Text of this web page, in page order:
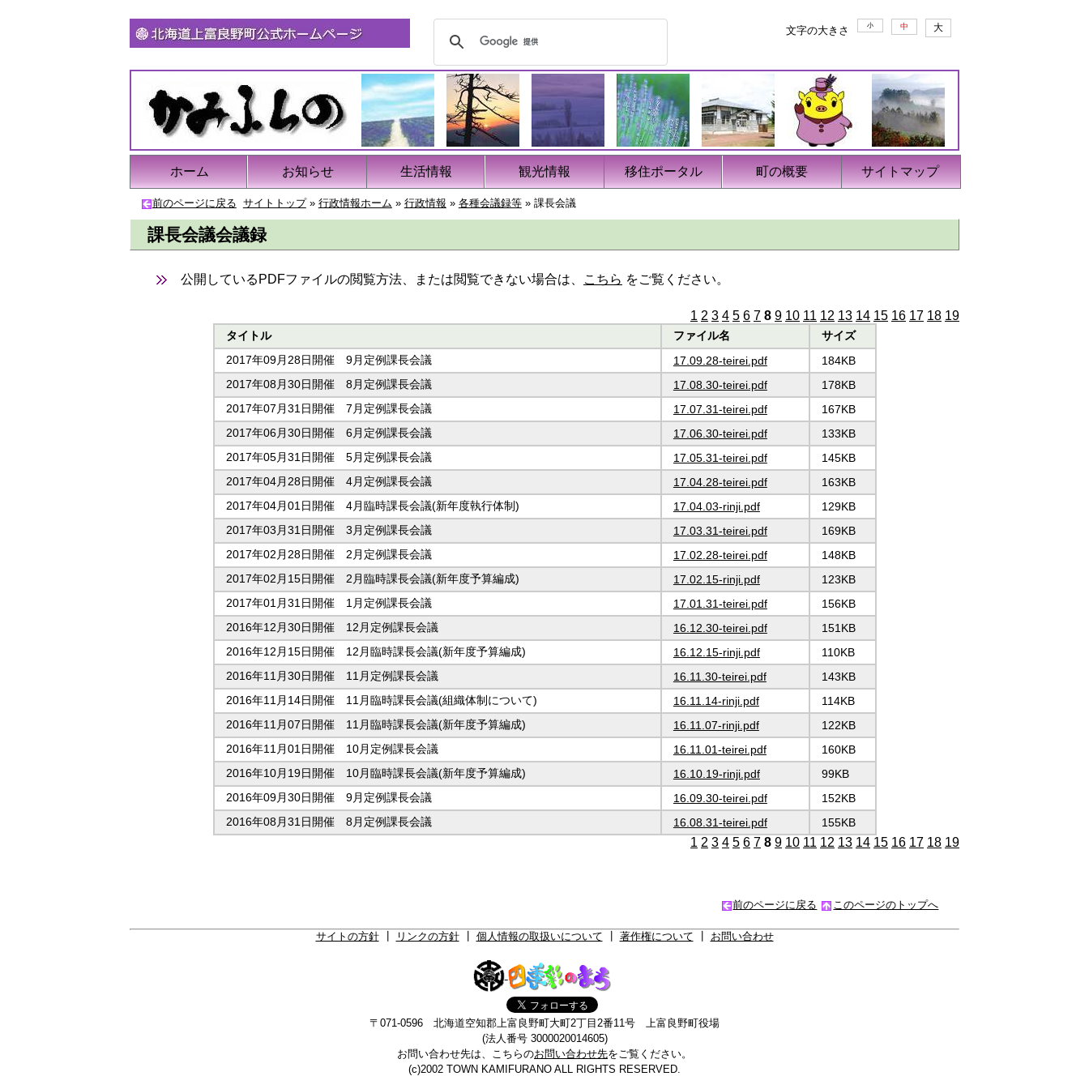
大
中
小
文字の大きさ
ホーム お知らせ 生活情報 観光情報 移住ポータル 町の概要 サイトマップ
前のページに戻る サイトトップ» 行政情報ホーム » 行政情報 » 各種会議録等» 課長会議
課長会議会議録
公開しているPDFファイルの閲覧方法、または閲覧できない場合は、 こちら をご覧ください。
1 2 3 4 5 6 7 8 9 10 11 12 13 14 15 16 17 18 19
タイトル ファイル名
サイズ
2017年09月28日開催 9月定例課長会議
17.09.28-teirei.pdf
184KB
2017年08月30日開催 8月定例課長会議
17.08.30-teirei.pdf
178KB
2017年07月31日開催 7月定例課長会議
17.07.31-teirei.pdf
167KB
2017年06月30日開催 6月定例課長会議
17.06.30-teirei.pdf
133KB
2017年05月31日開催 5月定例課長会議
17.05.31-teirei.pdf
145KB
2017年04月28日開催 4月定例課長会議
17.04.28-teirei.pdf
163KB
2017年04月01日開催 4月臨時課長会議(新年度執行体制)
17.04.03-rinji.pdf
129KB
2017年03月31日開催 3月定例課長会議
17.03.31-teirei.pdf
169KB
2017年02月28日開催 2月定例課長会議
17.02.28-teirei.pdf
148KB
2017年02月15日開催 2月臨時課長会議(新年度予算編成)
17.02.15-rinji.pdf
123KB
2017年01月31日開催 1月定例課長会議
17.01.31-teirei.pdf
156KB
2016年12月30日開催 12月定例課長会議
16.12.30-teirei.pdf
151KB
2016年12月15日開催 12月臨時課長会議(新年度予算編成)
16.12.15-rinji.pdf
110KB
2016年11月30日開催 11月定例課長会議
16.11.30-teirei.pdf
143KB
2016年11月14日開催 11月臨時課長会議(組織体制について)
16.11.14-rinji.pdf
114KB
2016年11月07日開催 11月臨時課長会議(新年度予算編成)
16.11.07-rinji.pdf
122KB
2016年11月01日開催 10月定例課長会議
16.11.01-teirei.pdf
160KB
2016年10月19日開催 10月臨時課長会議(新年度予算編成)
16.10.19-rinji.pdf
99KB
2016年09月30日開催 9月定例課長会議
16.09.30-teirei.pdf
152KB
2016年08月31日開催 8月定例課長会議
16.08.31-teirei.pdf 155KB
1 2 3 4 5 6 7 8 9 10 11 12 13 14 15 16 17 18 19
前のページに戻る このページのトップへ
サイトの方針┃ リンクの方針┃ 個人情報の取扱いについて 著作権について お問い合わせ
〒071-0596 北海道空知郡上富良野町大町2丁目2番11号 上富良野町役場
(法人番号 3000020014605)
お問い合わせ先は、こちらのお問い合わせ先をご覧ください。
(c)2002 TOWN KAMIFURANO ALL RIGHTS RESERVED.